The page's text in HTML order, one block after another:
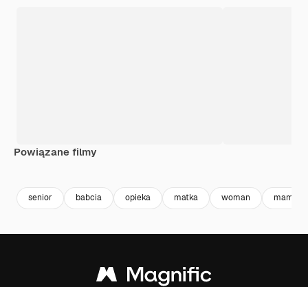
Powiązane filmy
senior babcia opieka matka woman mama